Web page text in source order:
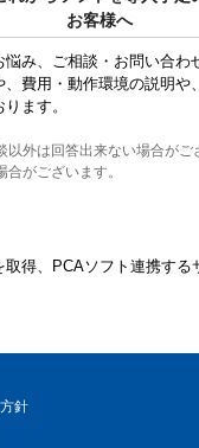
お客様へ
み、ご相談・お問い合わ
費用・動作環境の説明や
ます。
外は回答出来ない場合がご
がございます。
得、PCAソフト連携する
針